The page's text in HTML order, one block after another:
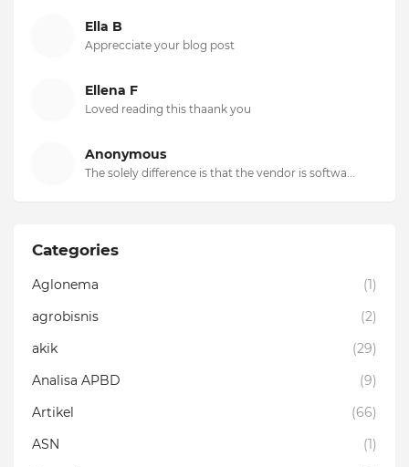
Ella B
Apprecciate your blog post
Ellena F
Loved reading this thaank you
Anonymous
The solely difference is that the vendor is softwa...
Categories
Aglonema
(1)
agrobisnis
(2)
akik
(29)
Analisa APBD
(9)
Artikel
(66)
ASN
(1)